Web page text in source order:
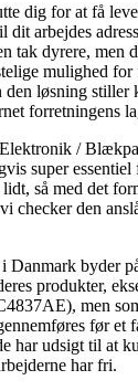
dig for at få
dit arbejdes
tak dyrere, men
mulighed
den løsning stiller
forretningens
/
super essentiel
så med det
checker den
Danmark byder
produkter,
men
før et
har udsigt til at
har fri.